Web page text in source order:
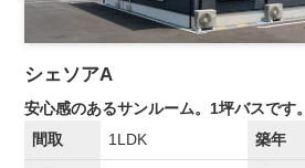
シェソアA
安心感のあるサンルーム。1坪バスです。
間取
1LDK 築年